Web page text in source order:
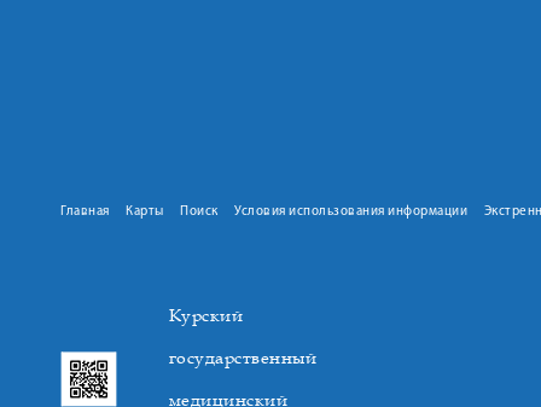
Главная Карты Поиск Условия использования информации
Курский
государственный
медицинский